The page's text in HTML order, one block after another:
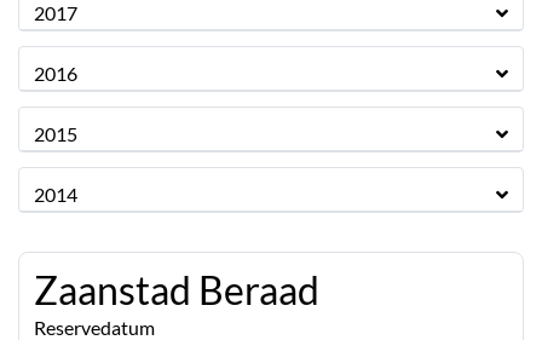
2017
2016
2015
2014
Zaanstad Beraad
Reservedatum